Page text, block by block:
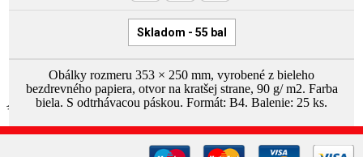
Skladom - 55 bal
Obálky rozmeru 353 × 250 mm, vyrobené z bieleho
bezdrevného papiera, otvor na kratšej strane, 90 g/ m2. Farba
biela. S odtrhávacou páskou. Formát: B4. Balenie: 25 ks.